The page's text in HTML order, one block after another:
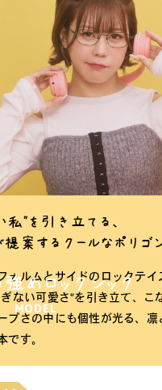
めロックシック
MODEL
私"を引き立てる、
提案するクールなポリゴ
ォルムとサイドのロックテイ
ない可愛さ"を引き立て、こ
プさの中にも個性が光る、凛
です。